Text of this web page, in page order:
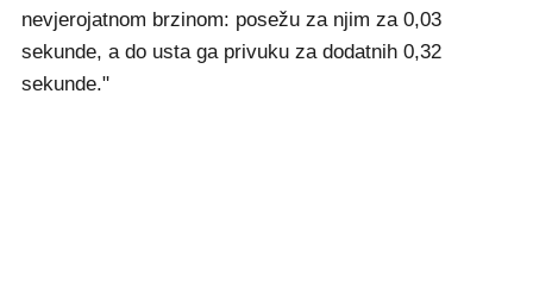
nevjerojatnom brzinom: posežu za njim za 0,03
sekunde, a do usta ga privuku za dodatnih 0,32
sekunde."